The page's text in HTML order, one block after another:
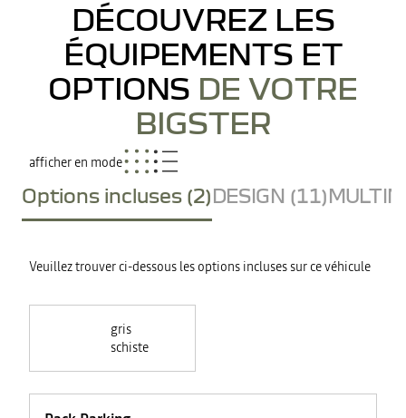
DÉCOUVREZ LES
ÉQUIPEMENTS ET
OPTIONS DE VOTRE
BIGSTER
afficher en mode
Options incluses (2)DESIGN (11)
Veuillez trouver ci-dessous les options incluses sur ce véhicule
gris
schiste